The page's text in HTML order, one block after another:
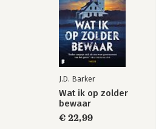
J.D. Barker
Wat ik op zolder
bewaar
€ 22,99